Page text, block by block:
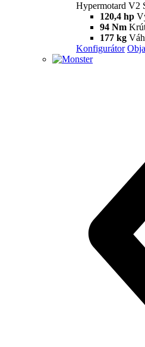
698 Mono
Hypermotard
77.5 hp
63 Nm
Hypermotard V2
120,4 hp
94 Nm
180 kg
Konfigurátor
new
Hypermotard V2
120,4 hp
94 Nm
177 kg